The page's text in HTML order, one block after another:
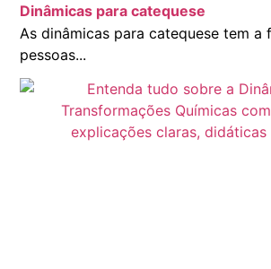
Dinâmicas para catequese
As dinâmicas para catequese tem a
pessoas...